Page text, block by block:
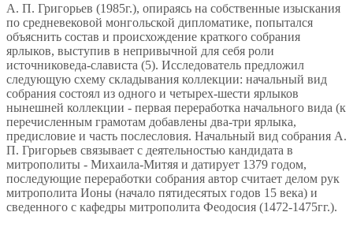
А. П. Григорьев (1985г.), опираясь на собственные изыскания
по средневековой монгольской дипломатике, попытался
объяснить состав и происхождение краткого собрания
ярлыков, выступив в непривычной для себя роли
источниковеда-слависта (5). Исследователь предложил
следующую схему складывания коллекции: начальный вид
собрания состоял из одного и четырех-шести ярлыков
нынешней коллекции - первая переработка начального вида (к
перечисленным грамотам добавлены два-три ярлыка,
предисловие и часть послесловия. Начальный вид собрания А.
П. Григорьев связывает с деятельностью кандидата в
митрополиты - Михаила-Митяя и датирует 1379 годом,
последующие переработки собрания автор считает делом рук
митрополита Ионы (начало пятидесятых годов 15 века) и
сведенного с кафедры митрополита Феодосия (1472-1475гг.).